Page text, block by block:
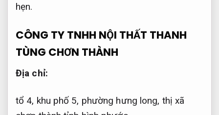
hẹn.
CÔNG TY TNHH NỘI THẤT THANH
TÙNG CHƠN THÀNH
Địa chỉ:
tổ 4, khu phố 5, phường hưng long, thị xã